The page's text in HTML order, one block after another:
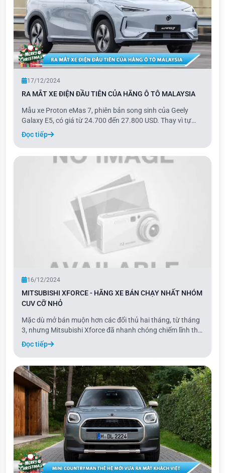
17/12/2024
RA MẮT XE ĐIỆN ĐẦU TIÊN CỦA HÃNG Ô TÔ MALAYSIA
Mẫu xe Proton eMas 7, phiên bản song sinh của Geely
Galaxy E5, có giá từ 24.700 đến 27.800 USD. Thay vì tự
phát triển, Proton đã lựa chọn rebadge mẫu xe của thương
hiệu Trung Quốc, vì vậy thiết kế và các cấu phần của eMas
7 gần như giống hệt Galaxy E5, ch
Đọc tiếp
16/12/2024
MITSUBISHI XFORCE - HÃNG XE BÁN CHẠY NHẤT NHÓM
CUV CỠ NHỎ
Mặc dù mở bán muộn hơn các đối thủ hai tháng, từ tháng
3, nhưng Mitsubishi Xforce đã nhanh chóng chiếm lĩnh thị
trường và dẫn đầu phân khúc crossover (CUV) cỡ B với
tổng doanh số 13.267 xe. Mức doanh số này tương đương
với trung bình khoảng 1.200 xe/tháng
Đọc tiếp